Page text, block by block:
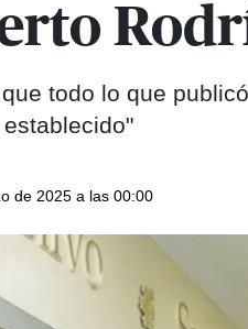
todo lo que
de 2025 a las 00:00